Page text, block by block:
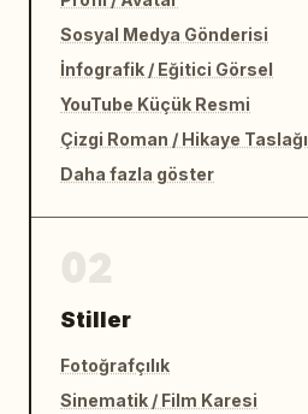
Sosyal Medya Gönderisi
İnfografik / Eğitici Görsel
YouTube Küçük Resmi
Çizgi Roman / Hikaye Taslağı
Daha fazla göster
Stiller
Fotoğrafçılık
Sinematik / Film Karesi